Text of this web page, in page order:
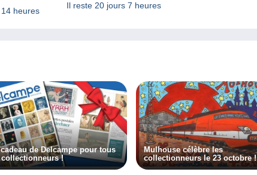
heures
Il reste 20 jours 7 heures
de Delcampe pour tous
collectionneurs !
Mulhouse célèbre les
collectionneurs le 23 octobre !